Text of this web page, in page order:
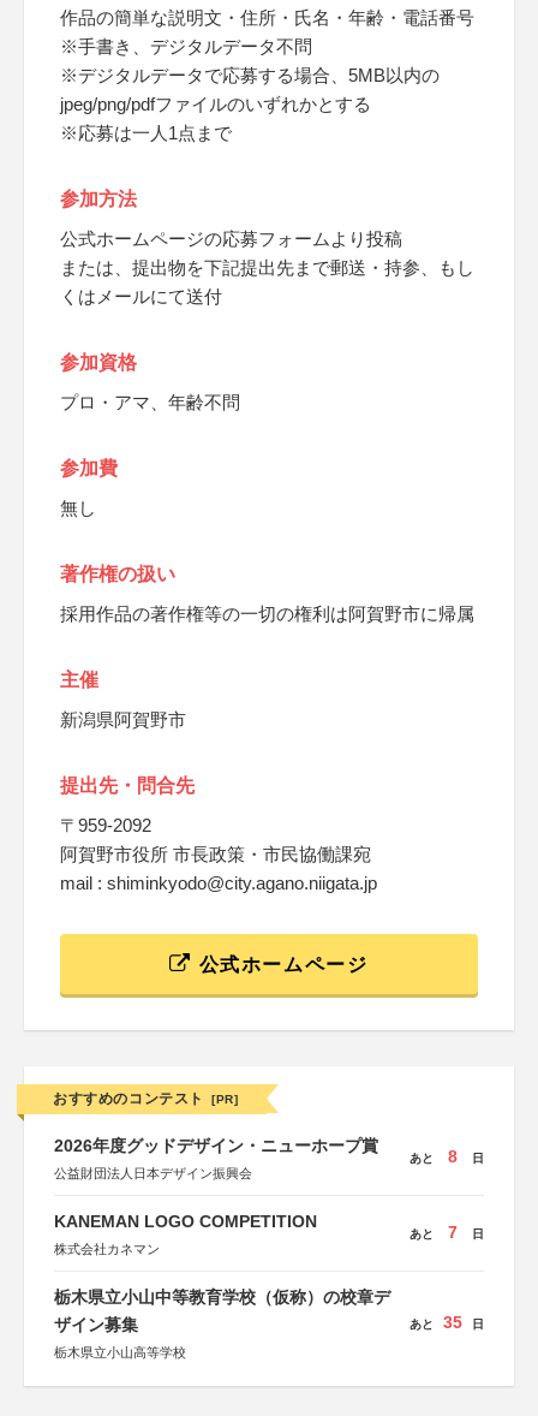
作品の簡単な説明文・住所・氏名・年齢・電話番号
※手書き、デジタルデータ不問
※デジタルデータで応募する場合、5MB以内の
jpeg/png/pdfファイルのいずれかとする
※応募は一人1点まで
参加方法
公式ホームページの応募フォームより投稿
または、提出物を下記提出先まで郵送・持参、もし
くはメールにて送付
参加資格
プロ・アマ、年齢不問
参加費
無し
著作権の扱い
採用作品の著作権等の一切の権利は阿賀野市に帰属
主催
新潟県阿賀野市
提出先・問合先
〒959-2092
阿賀野市役所 市長政策・市民協働課宛
mail : shiminkyodo@city.agano.niigata.jp
公式ホームページ
おすすめのコンテスト [PR]
2026年度グッドデザイン・ニューホープ賞
公益財団法人日本デザイン振興会
あと 8 日
KANEMAN LOGO COMPETITION
株式会社カネマン
あと 7 日
栃木県立小山中等教育学校（仮称）の校章デ
ザイン募集
栃木県立小山高等学校
あと 35 日